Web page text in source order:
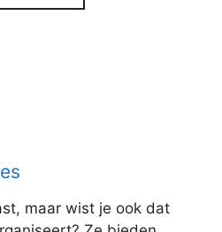
maar wist je ook dat